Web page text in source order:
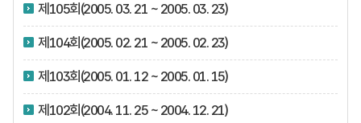
제105회(2005. 03. 21 ~ 2005. 03. 23)
제104회(2005. 02. 21 ~ 2005. 02. 23)
제103회(2005. 01. 12 ~ 2005. 01. 15)
제102회(2004. 11. 25 ~ 2004. 12. 21)